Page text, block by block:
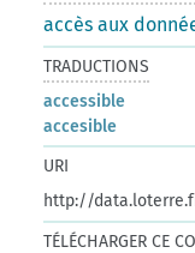
accès aux
TRADUCTIONS
accessible
accesible
URI
http://
TÉLÉCHARGER CE